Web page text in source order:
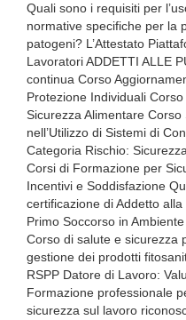
Quali sono i requisiti per
normative specifiche per la
patogeni? L’Attestato
Lavoratori ADDETTI ALLE
continua Corso
Protezione Individuali
Sicurezza Alimentare
nell’Utilizzo di Sistemi di
Categoria Rischio:
Corsi di Formazione per
Incentivi e Soddisfazione
certificazione di Addetto
Primo Soccorso in
Corso di salute e sicurezza
gestione dei prodotti
RSPP Datore di Lavoro:
Formazione professionale
sicurezza sul lavoro